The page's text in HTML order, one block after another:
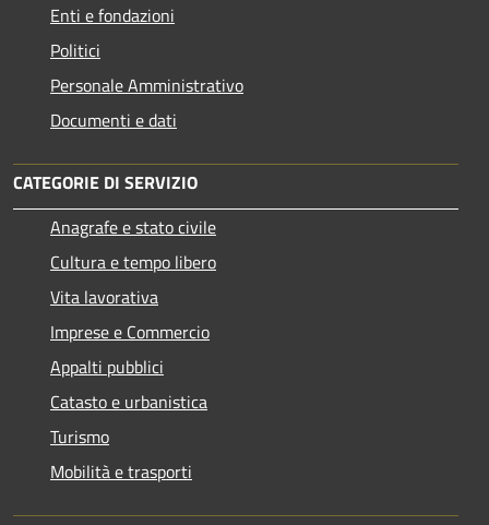
Enti e fondazioni
Politici
Personale Amministrativo
Documenti e dati
CATEGORIE DI SERVIZIO
Anagrafe e stato civile
Cultura e tempo libero
Vita lavorativa
Imprese e Commercio
Appalti pubblici
Catasto e urbanistica
Turismo
Mobilità e trasporti